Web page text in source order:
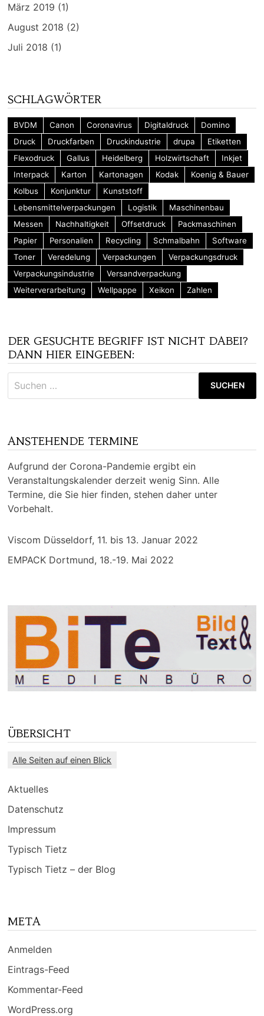
März 2019 (1)
August 2018 (2)
Juli 2018 (1)
SCHLAGWÖRTER
BVDM Canon Coronavirus Digitaldruck
Domino
Druck
Druckfarben Druckindustrie drupa
Etiketten
Flexodruck
Gallus Heidelberg Holzwirtschaft
Inkjet
Interpack
Karton Kartonagen Kodak
Koenig & Bauer
Kolbus
Konjunktur
Kunststoff
Lebensmittelverpackungen
Logistik
Maschinenbau
Messen
Nachhaltigkeit Offsetdruck
Packmaschinen
Papier
Personalien Recycling Schmalbahn
Software
Toner
Veredelung Verpackungen
Verpackungsdruck
Verpackungsindustrie
Versandverpackung
Weiterverarbeitung
Wellpappe Xeikon Zahlen
DER GESUCHTE BEGRIFF IST NICHT DABEI?
DANN HIER EINGEBEN:
nach:
ANSTEHENDE TERMINE
Aufgrund der Corona-Pandemie ergibt ein
Veranstaltungskalender derzeit wenig Sinn. Alle
Termine, die Sie hier finden, stehen daher unter
Vorbehalt.
Viscom Düsseldorf, 11. bis 13. Januar 2022
EMPACK Dortmund, 18.-19. Mai 2022
ÜBERSICHT
Alle Seiten auf einen Blick
Aktuelles
Datenschutz
Impressum
Typisch Tietz
Typisch Tietz – der Blog
META
Anmelden
Eintrags-Feed
Kommentar-Feed
WordPress.org